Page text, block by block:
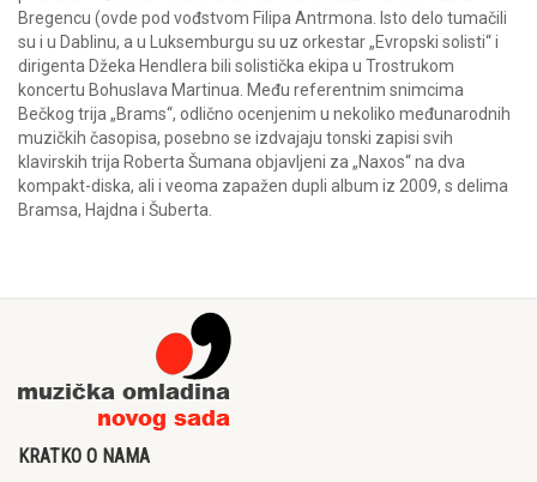
Bregencu (ovde pod vođstvom Filipa Antrmona. Isto delo tumačili
su i u Dablinu, a u Luksemburgu su uz orkestar „Evropski solisti“ i
dirigenta Džeka Hendlera bili solistička ekipa u Trostrukom
koncertu Bohuslava Martinua. Među referentnim snimcima
Bečkog trija „Brams“, odlično ocenjenim u nekoliko međunarodnih
muzičkih časopisa, posebno se izdvajaju tonski zapisi svih
klavirskih trija Roberta Šumana objavljeni za „Naxos“ na dva
kompakt-diska, ali i veoma zapažen dupli album iz 2009, s delima
Bramsa, Hajdna i Šuberta.
KRATKO O NAMA